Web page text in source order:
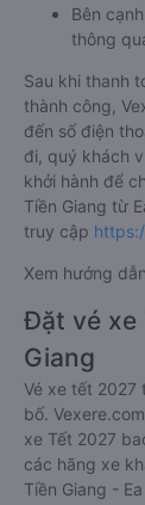
Bên
thông
Sau khi thanh
thành công,
đến số điện
đi, quý khách
khởi hành để
Tiền Giang từ
truy cập
Xem hướng
Đặt vé xe
Giang
Vé xe tết 2027
bố.
xe Tết 2027
các hãng xe
Tiền Giang -